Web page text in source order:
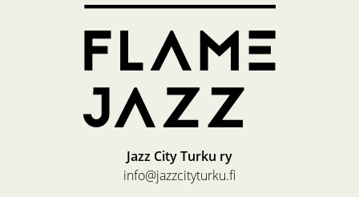
Jazz City Turku ry
info@jazzcityturku.fi